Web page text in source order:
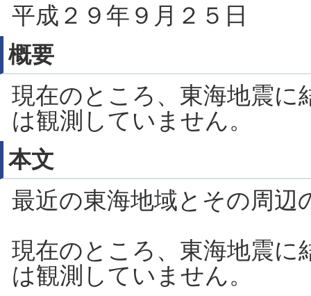
平成２９年９月２５日
概要
現在のところ、東海地震
は観測していません。
本文
最近の東海地域とその周辺
現在のところ、東海地震
は観測していません。